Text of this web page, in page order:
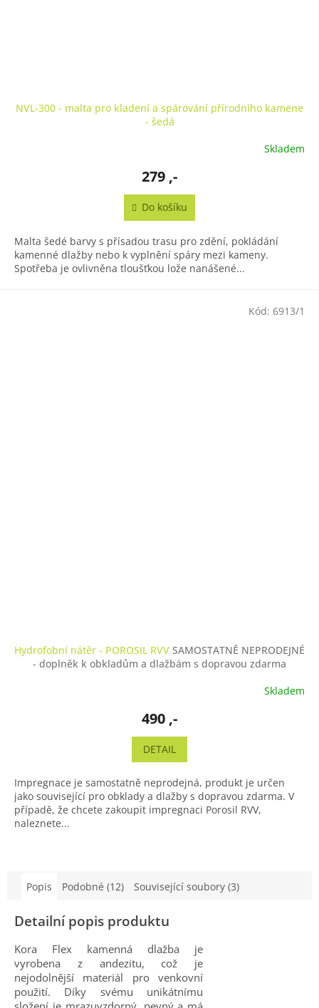
NVL-300 - malta pro kladení a spárování přírodního kamene
- šedá
Skladem
279 ,-
Do košíku
Malta šedé barvy s přísadou trasu pro zdění, pokládání
kamenné dlažby nebo k vyplnění spáry mezi kameny.
Spotřeba je ovlivněna tloušťkou lože nanášené...
Hydrofobní nátěr - POROSIL RVV SAMOSTATNĚ NEPRODEJNÉ
- doplněk k obkladům a dlažbám s dopravou zdarma
Skladem
490 ,-
DETAIL
Impregnace je samostatně neprodejná, produkt je určen
jako související pro obklady a dlažby s dopravou zdarma. V
případě, že chcete zakoupit impregnaci Porosil RVV,
naleznete...
Kód: 6913/1
Popis Podobné (12) Související soubory (3)
Detailní popis produktu
Kora Flex kamenná dlažba je
vyrobena z andezitu, což je
nejodolnější materiál pro venkovní
použití. Díky svému unikátnímu